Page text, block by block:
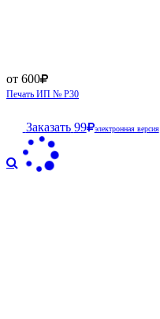
от 600
Печать ИП № Р30
Заказать 99 электронная версия